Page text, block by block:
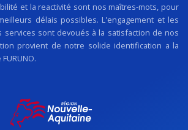
et la reactivité sont nos maîtres-mots, pour
délais possibles. L'engagement et les
services sont devoués à la satisfaction de nos
provient de notre solide identification a la